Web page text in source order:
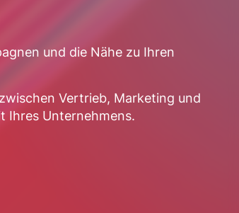
und die Nähe zu Ihren
Vertrieb, Marketing und
Ihres Unternehmens.